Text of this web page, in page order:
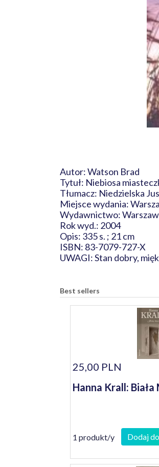
Autor: Watson Brad
Tytuł: Niebiosa
Tłumacz:
Miejsce wydania:
Wydawnictwo:
Rok wyd.: 2004
Opis: 335 s. ; 21 cm
ISBN: 83-7079-727-X
UWAGI: Stan dobry,
Best sellers
25,00 PLN
Hanna Krall: Biała
1 produkt/y Dodaj